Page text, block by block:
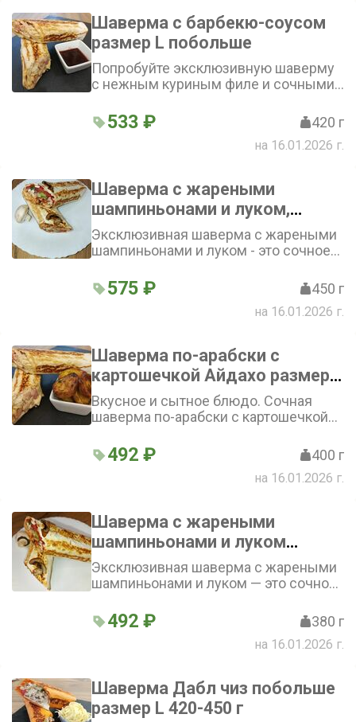
соуса и свежих овощей. Внимание!
Смотрите ниже: «Добавки в шаверму»
и «Не класть в шаверму»
Шаверма с барбекю-соусом
размер L побольше
Попробуйте эксклюзивную шаверму
с нежным куриным филе и сочными
фирменным соусом барбекю, -
идеальное сочетание вкусов, которое
покорит ваше сердце. Внимание!
и «Не класть в шаверму»
533 ₽ 420 г
на 16.01.2026 г.
Шаверма с жареными
шампиньонами и луком,
грибной соус, побольше,
размер L, 450-500 г
Эксклюзивная шаверма с жареными
шампиньонами и луком - это сочное
помидорами, огурцами, пекинской
капустой, дополненное насыщенным
вкусом грибного соуса и ароматным
ниже: Добавки в шаверму и Не класть
в шаверму
575 ₽ 450 г
на 16.01.2026 г.
Шаверма по-арабски с
картошечкой Айдахо размер
М средняя 380-420г
Вкусное и сытное блюдо. Сочная
шаверма по-арабски с картошечкой
куриное филе и свежие овощи.
Лаваш, пропитанный соусом, придаёт
блюду особый вкус. Картошечка
текстуру.
492 ₽ 400 г
на 16.01.2026 г.
Шаверма с жареными
шампиньонами и луком
средняя размер М
Эксклюзивная шаверма с жареными
шампиньонами и луком — это сочное
дополненные насыщенным вкусом
грибного соуса и ароматным
492 ₽ 380 г
на 16.01.2026 г.
Шаверма Дабл чиз побольше
размер L 420-450 г